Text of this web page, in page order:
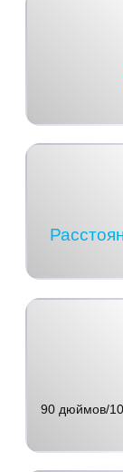
90 дюймов/